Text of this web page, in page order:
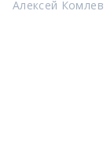
Алексей Комлев